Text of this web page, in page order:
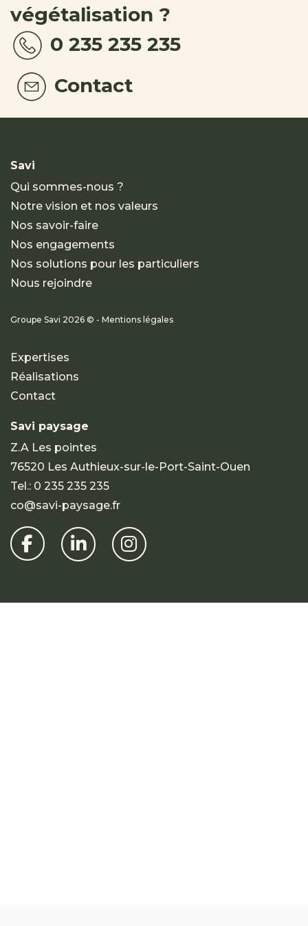
végétalisation ?
0 235 235 235
Contact
Savi
Qui sommes-nous ?
Notre vision et nos valeurs
Nos savoir-faire
Nos engagements
Nos solutions pour les particuliers
Nous rejoindre
Groupe Savi 2026 © - Mentions légales
Expertises
Réalisations
Contact
Savi paysage
Z.A Les pointes
76520 Les Authieux-sur-le-Port-Saint-Ouen
Tel.: 0 235 235 235
co@savi-paysage.fr